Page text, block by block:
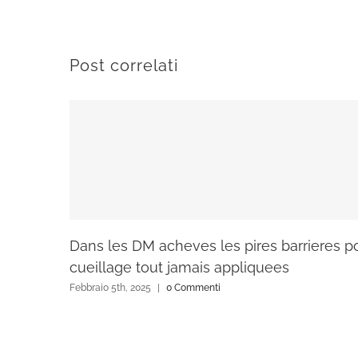
Post correlati
Dans les DM acheves les pires barrieres
cueillage tout jamais appliquees
Febbraio 5th, 2025 0 Commenti